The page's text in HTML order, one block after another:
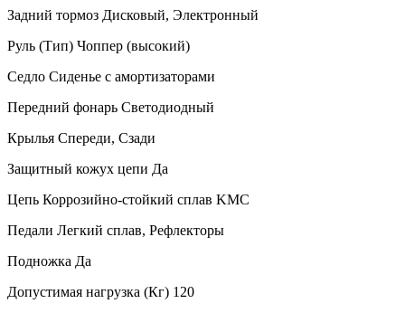
Задний тормоз Дисковый, Электронный
Руль (Тип) Чоппер (высокий)
Седло Сиденье с амортизаторами
Передний фонарь Светодиодный
Крылья Спереди, Сзади
Защитный кожух цепи Да
Цепь Коррозийно-стойкий сплав KMC
Педали Легкий сплав, Рефлекторы
Подножка Да
Допустимая нагрузка (Кг) 120